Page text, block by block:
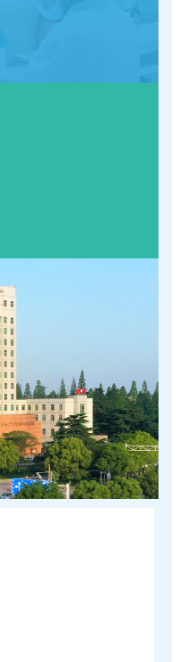
格公示
疗服务价格的公
项目价格的公示
交金收取公示
区)住院预交金收
整托老服务项目价
展"上门服务费"等
作会议
结束，以学术思享
式"出入院服务，
日--7月11日专家
日--7月4日专家
蜕变方案上线
费用"零自付"在正
扎实开展防范非
安康
｜我院召开2026
作会议
结束，以学术思享
夏日安康
式"出入院服务，